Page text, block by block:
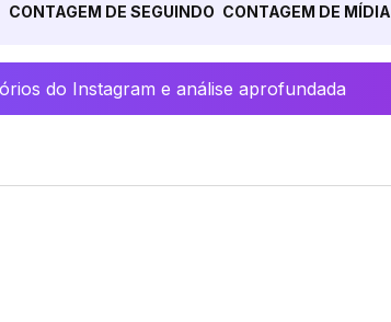
CONTAGEM DE SEGUINDO CONTAGEM DE MÍDIA
do Instagram e análise aprofundada